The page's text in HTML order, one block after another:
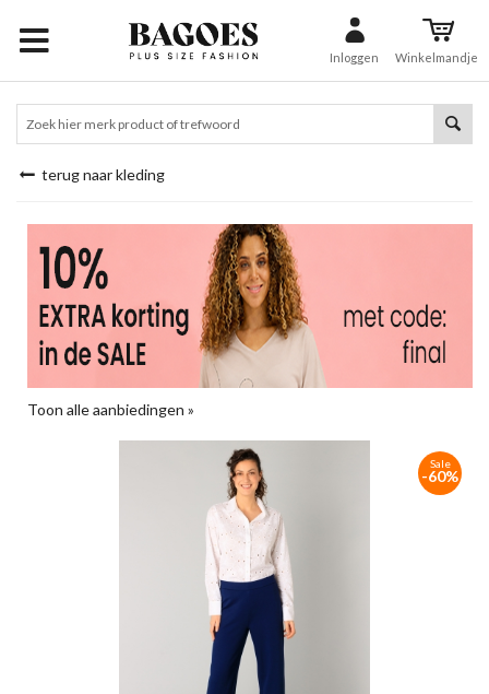
Inloggen Winkelmandje
terug naar kleding
Toon alle aanbiedingen »
Sale
-60%